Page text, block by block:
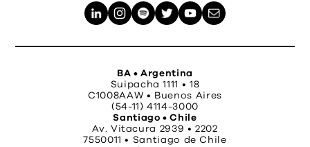
BA • Argentina
Suipacha 1111 • 18
C1008AAW • Buenos Aires
(54-11) 4114-3000
Santiago • Chile
Av. Vitacura 2939 • 2202
7550011 • Santiago de Chile